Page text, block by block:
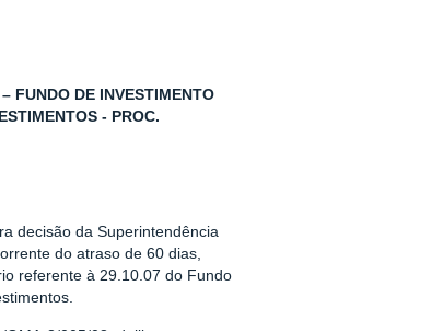
FUNDO DE INVESTIMENTO
- PROC.
decisão da Superintendência
do atraso de 60 dias,
referente à 29.10.07 do Fundo